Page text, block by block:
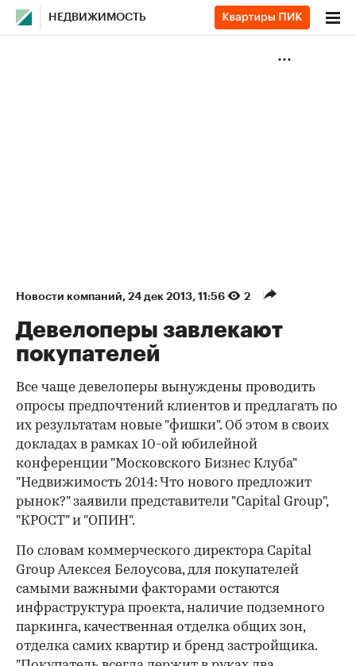
НЕДВИЖИМОСТЬ
Новости компаний⁠, 24 дек 2013, 11:56 2
Девелоперы завлекают
покупателей
Все чаще девелоперы вынуждены проводить
опросы предпочтений клиентов и предлагать по
их результатам новые "фишки". Об этом в своих
докладах в рамках 10-ой юбилейной
конференции "Московского Бизнес Клуба"
"Недвижимость 2014: Что нового предложит
рынок?" заявили представители "Capital Group",
"КРОСТ" и "ОПИН".
По словам коммерческого директора Capital
Group Алексея Белоусова, для покупателей
самыми важными факторами остаются
инфраструктура проекта, наличие подземного
паркинга, качественная отделка общих зон,
отделка самих квартир и бренд застройщика.